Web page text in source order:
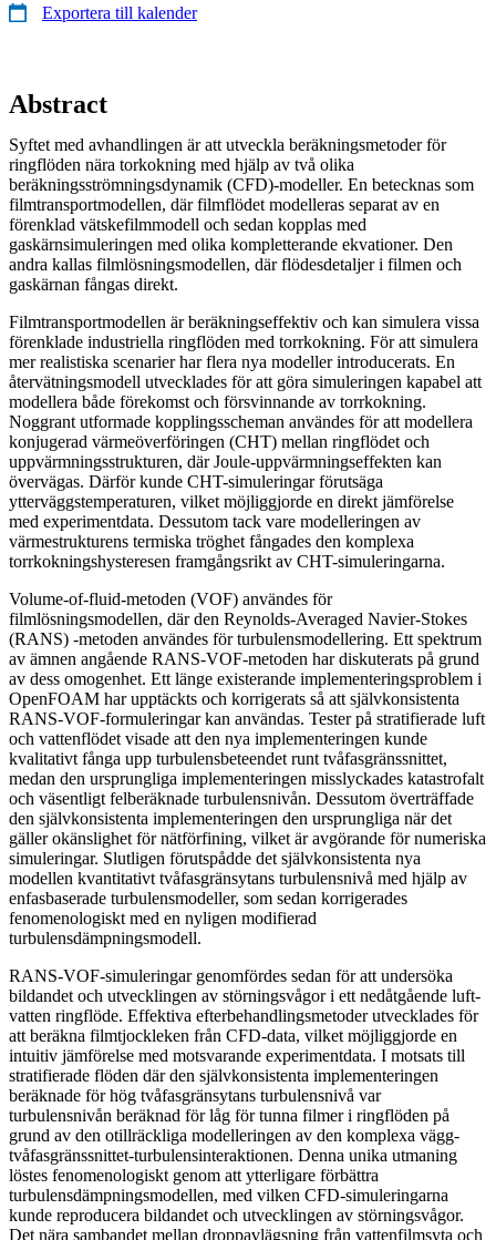
Exportera till kalender
Abstract
Syftet med avhandlingen är att utveckla beräkningsmetoder för
ringflöden nära torkokning med hjälp av två olika
beräkningsströmningsdynamik (CFD)-modeller. En betecknas som
filmtransportmodellen, där filmflödet modelleras separat av en
förenklad vätskefilmmodell och sedan kopplas med
gaskärnsimuleringen med olika kompletterande ekvationer. Den
andra kallas filmlösningsmodellen, där flödesdetaljer i filmen och
gaskärnan fångas direkt.
Filmtransportmodellen är beräkningseffektiv och kan simulera vissa
förenklade industriella ringflöden med torrkokning. För att simulera
mer realistiska scenarier har flera nya modeller introducerats. En
återvätningsmodell utvecklades för att göra simuleringen kapabel att
modellera både förekomst och försvinnande av torrkokning.
Noggrant utformade kopplingsscheman användes för att modellera
konjugerad värmeöverföringen (CHT) mellan ringflödet och
uppvärmningsstrukturen, där Joule-uppvärmningseffekten kan
övervägas. Därför kunde CHT-simuleringar förutsäga
ytterväggstemperaturen, vilket möjliggjorde en direkt jämförelse
med experimentdata. Dessutom tack vare modelleringen av
värmestrukturens termiska tröghet fångades den komplexa
torrkokningshysteresen framgångsrikt av CHT-simuleringarna.
Volume-of-fluid-metoden (VOF) användes för
filmlösningsmodellen, där den Reynolds-Averaged Navier-Stokes
(RANS) -metoden användes för turbulensmodellering. Ett spektrum
av ämnen angående RANS-VOF-metoden har diskuterats på grund
av dess omogenhet. Ett länge existerande implementeringsproblem i
OpenFOAM har upptäckts och korrigerats så att självkonsistenta
RANS-VOF-formuleringar kan användas. Tester på stratifierade luft
och vattenflödet visade att den nya implementeringen kunde
kvalitativt fånga upp turbulensbeteendet runt tvåfasgränssnittet,
medan den ursprungliga implementeringen misslyckades katastrofalt
och väsentligt felberäknade turbulensnivån. Dessutom överträffade
den självkonsistenta implementeringen den ursprungliga när det
gäller okänslighet för nätförfining, vilket är avgörande för numeriska
simuleringar. Slutligen förutspådde det självkonsistenta nya
modellen kvantitativt tvåfasgränsytans turbulensnivå med hjälp av
enfasbaserade turbulensmodeller, som sedan korrigerades
fenomenologiskt med en nyligen modifierad
turbulensdämpningsmodell.
RANS-VOF-simuleringar genomfördes sedan för att undersöka
bildandet och utvecklingen av störningsvågor i ett nedåtgående luft-
vatten ringflöde. Effektiva efterbehandlingsmetoder utvecklades för
att beräkna filmtjockleken från CFD-data, vilket möjliggjorde en
intuitiv jämförelse med motsvarande experimentdata. I motsats till
stratifierade flöden där den självkonsistenta implementeringen
beräknade för hög tvåfasgränsytans turbulensnivå var
turbulensnivån beräknad för låg för tunna filmer i ringflöden på
grund av den otillräckliga modelleringen av den komplexa vägg-
tvåfasgränssnittet-turbulensinteraktionen. Denna unika utmaning
löstes fenomenologiskt genom att ytterligare förbättra
turbulensdämpningsmodellen, med vilken CFD-simuleringarna
kunde reproducera bildandet och utvecklingen av störningsvågor.
Det nära sambandet mellan droppavlägsning från vattenfilmsyta och